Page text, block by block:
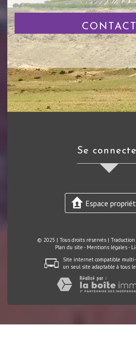
CONTACT
se
Espace
© 2025 | Tous droits réservés |
Plan du site - Mentions légales-
Site internet compatible
un seul site adaptable à tous